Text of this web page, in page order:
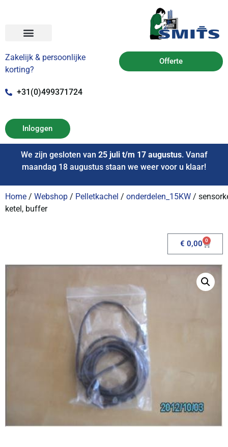
Zakelijk & persoonlijke
korting?
+31(0)499371724
Offerte
Inloggen
We zijn gesloten van 25 juli t/m 17 augustus. Vanaf
maandag 18 augustus staan we weer voor u klaar!
Home / Webshop / Pelletkachel / onderdelen_15KW /
ketel, buffer
€ 0,00 0